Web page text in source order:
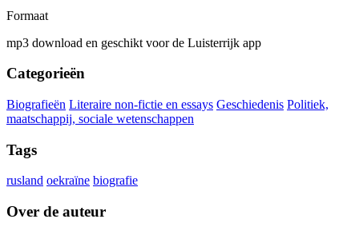
Formaat
mp3 download en geschikt voor de Luisterrijk app
Categorieën
Biografieën Literaire non-fictie en essays Geschiedenis Politiek,
maatschappij, sociale wetenschappen
Tags
rusland oekraïne biografie
Over de auteur